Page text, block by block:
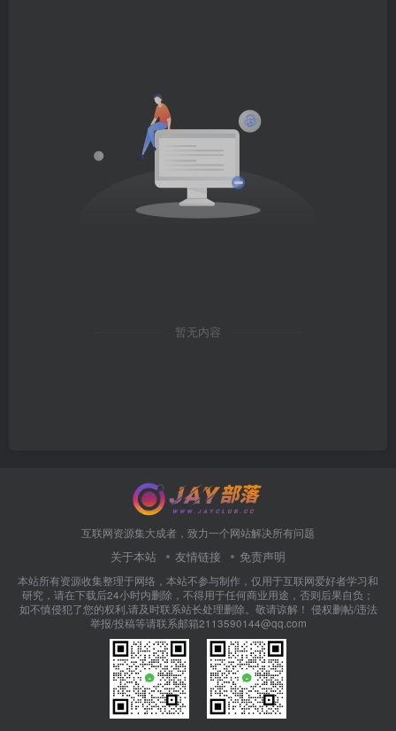
暂无内容
互联网资源集大成者，致力一个网站解决所有问题
关于本站 友情链接 免责声明
本站所有资源收集整理于网络，本站不参与制作，仅用于互联网爱好者学习和
研究，请在下载后24小时内删除，不得用于任何商业用途，否则后果自负；
如不慎侵犯了您的权利,请及时联系站长处理删除。敬请谅解！ 侵权删帖/违法
举报/投稿等请联系邮箱2113590144@qq.com